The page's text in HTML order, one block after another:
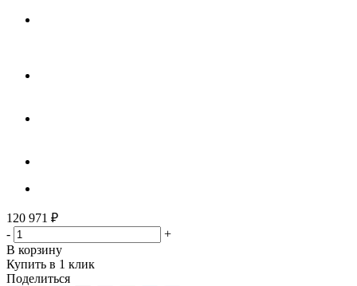
120 971 ₽
-
+
В корзину
Купить в 1 клик
Поделиться